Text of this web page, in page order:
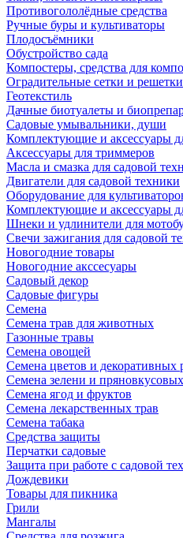
Противогололёдные средства
Ручные буры и культиваторы
Плодосъёмники
Обустройство сада
Компостеры, средства для
Оградительные сетки и решетки
Геотекстиль
Дачные биотуалеты и
Садовые умывальники, души
Комплектующие и аксессуары
Аксессуары для триммеров
Масла и смазка для садовой
Двигатели для садовой техники
Оборудование для
Комплектующие и аксессуары
Шнеки и удлинители для
Свечи зажигания для садовой
Новогодние товары
Новогодние акссесуары
Садовый декор
Садовые фигуры
Семена
Семена трав для животных
Газонные травы
Семена овощей
Семена цветов и декоративных
Семена зелени и
Семена ягод и фруктов
Семена лекарственных трав
Семена табака
Средства защиты
Перчатки садовые
Защита при работе с садовой
Дождевики
Товары для пикника
Грили
Мангалы